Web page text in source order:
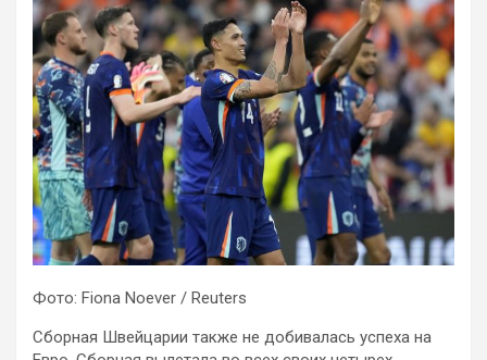
Фото: Fiona Noever / Reuters
Сборная Швейцарии также не добивалась успеха на